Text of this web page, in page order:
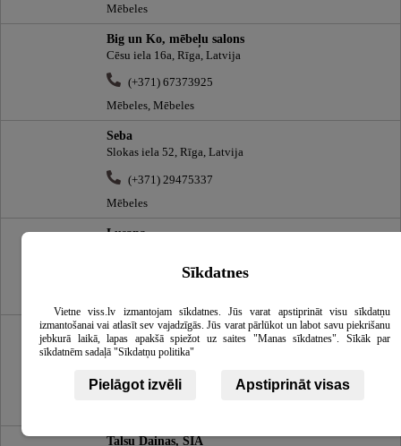
Mēbeles
Big un Ko, mēbeļu salons
Cēsu iela 16a, Rīga, Latvija
(+371) 67373925
Mēbeles, Mēbeles
Seba
Slokas iela 52, Rīga, Latvija
(+371) 29475337
Mēbeles
Lusana
(+371) 67442385
Dekodurvis, galdniecība
Radiostacijas iela 17, Ulbroka, Stopiņu novads, Latvija,
LV-2130
(+371) 29982899
dekodurvis@inbox.lv
Talsu Dainas, SIA
Sīkdatnes
Vietne viss.lv izmantojam sīkdatnes. Jūs varat apstiprināt visu sīkdatņu
izmantošanai vai atlasīt sev vajadzīgās. Jūs varat pārlūkot un labot savu piekrišanu
jebkurā laikā, lapas apakšā spiežot uz saites "Manas sīkdatnes". Sīkāk par
sīkdatnēm sadaļā "Sīkdatņu politika"
Pielāgot izvēli Apstiprināt visas